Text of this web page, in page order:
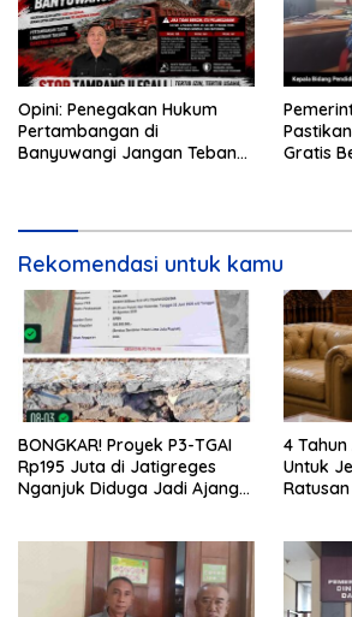
Opini: Penegakan Hukum
Pertambangan di
Banyuwangi Jangan Tebang
Gratis
Rekomendasi untuk kamu
BONGKAR! Proyek P3-TGAI
Rp195 Juta di Jatigreges
Nganjuk Diduga Jadi Ajang
4
Untuk